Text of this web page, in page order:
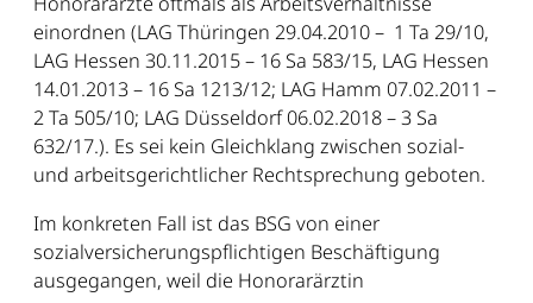
einordnen (LAG Thüringen 29.04.2010 – 1 Ta 29/10,
LAG Hessen 30.11.2015 – 16 Sa 583/15, LAG Hessen
14.01.2013 – 16 Sa 1213/12; LAG Hamm 07.02.2011 –
2 Ta 505/10; LAG Düsseldorf 06.02.2018 – 3 Sa
632/17.). Es sei kein Gleichklang zwischen sozial-
und arbeitsgerichtlicher Rechtsprechung geboten.
Im konkreten Fall ist das BSG von einer
sozialversicherungspflichtigen Beschäftigung
ausgegangen, weil die Honorarärztin